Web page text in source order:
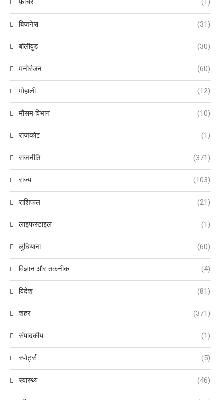
फ़ीचर (1)
बिजनेस (31)
बॉलीवुड (30)
मनोरंजन (60)
मोहाली (12)
मौसम विभाग (10)
राजकोट (1)
राजनीति (371)
राज्य (103)
राशिफल (21)
लाइफस्टाइल (1)
लुधियाना (60)
विज्ञान और तकनीक (4)
विदेश (81)
शहर (371)
संपादकीय (1)
स्पोर्ट्स (5)
स्वास्थ्य (46)